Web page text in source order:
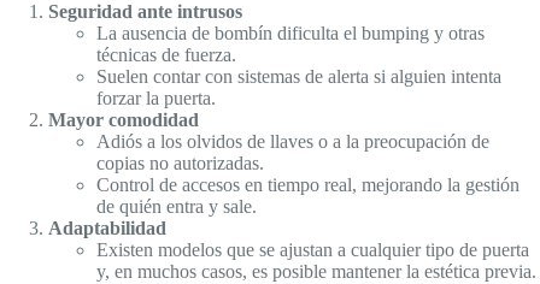
Seguridad ante intrusos
La ausencia de bombín dificulta el bumping y otras
técnicas de fuerza.
Suelen contar con sistemas de alerta si alguien intenta
forzar la puerta.
Mayor comodidad
Adiós a los olvidos de llaves o a la preocupación de
copias no autorizadas.
Control de accesos en tiempo real, mejorando la gestión
de quién entra y sale.
Adaptabilidad
Existen modelos que se ajustan a cualquier tipo de puerta
y, en muchos casos, es posible mantener la estética previa.